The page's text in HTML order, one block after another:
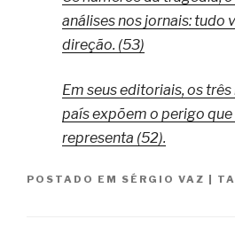
análises nos jornais: tudo
direção. (53)
Em seus editoriais, os
país expõem o perigo
representa (52).
POSTADO EM SÉRGIO VAZ